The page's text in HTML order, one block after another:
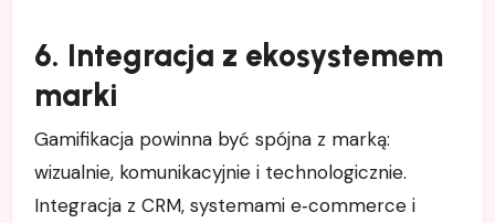
6. Integracja z ekosystemem
marki
Gamifikacja powinna być spójna z marką:
wizualnie, komunikacyjnie i technologicznie.
Integracja z CRM, systemami e‑commerce i